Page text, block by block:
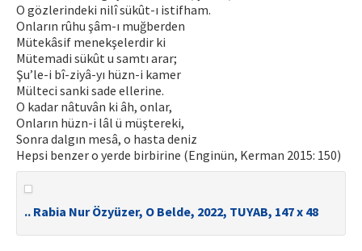
O gözlerindeki nilî sükût-ı istifham.
Onların rûhu şâm-ı muğberden
Mütekâsif menekşelerdir ki
Mütemadi sükût u samtı arar;
Şu’le-i bî-ziyâ-yı hüzn-i kamer
Mülteci sanki sade ellerine.
O kadar nâtuvân ki âh, onlar,
Onların hüzn-i lâl ü müştereki,
Sonra dalgın mesâ, o hasta deniz
Hepsi benzer o yerde birbirine (Enginün, Kerman 2015: 150)
.. Rabia Nur Özyüzer, O Belde, 2022, TUYAB, 147 x 48